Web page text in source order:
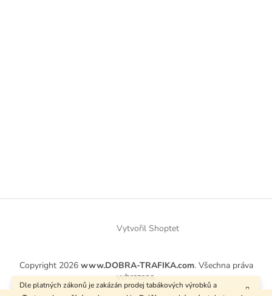
Dle platných zákonů je zakázán prodej tabákových výrobků a
Vytvořil Shoptet
Copyright 2026 www.DOBRA-TRAFIKA.com. Všechna práva
vyhrazena.